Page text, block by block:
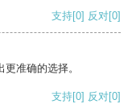
支持[0] 反对[0]
准确的选择。
支持[0] 反对[0]